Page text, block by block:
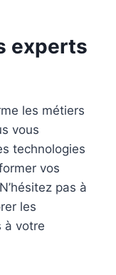
experts
les métiers
vous
technologies
vos
pas à
les
à votre